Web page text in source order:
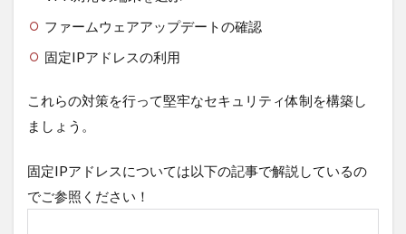
ファームウェアアップデートの確認
固定IPアドレスの利用
これらの対策を行って堅牢なセキュリティ体制を構築し
ましょう。
固定IPアドレスについては以下の記事で解説しているの
でご参照ください！